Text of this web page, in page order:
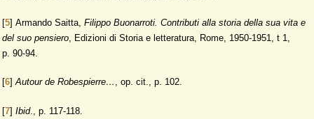
[5] Armando Saitta, Filippo Buonarroti. Contributi alla storia della sua vita e
del suo pensiero, Edizioni di Storia e letteratura, Rome, 1950-1951, t 1,
p. 90-94.
[6]Autour de Robespierre… , op. cit., p. 102.
[7] Ibid., p. 117-118.